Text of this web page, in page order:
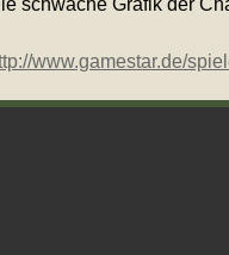
schwache Grafik der
www.gamestar.de/